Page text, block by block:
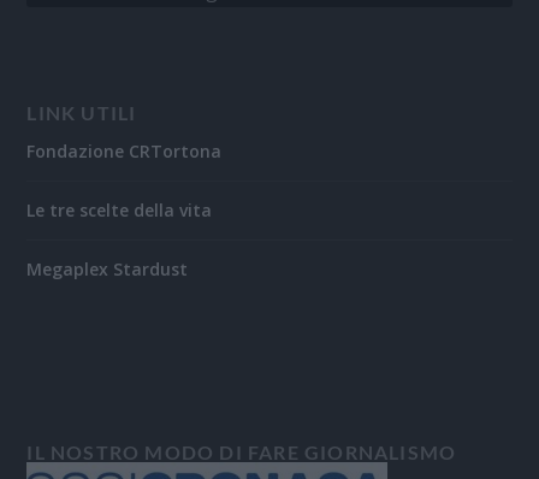
LINK UTILI
Fondazione CRTortona
Le tre scelte della vita
Megaplex Stardust
IL NOSTRO MODO DI FARE GIORNALISMO